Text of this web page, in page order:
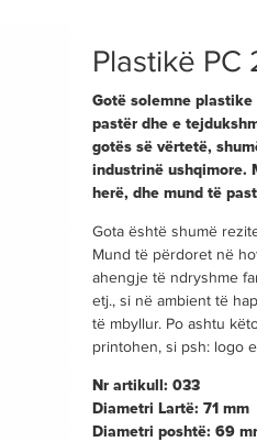
Plastikë PC
Gotë solemne
pastër dhe e
gotës së vërtetë,
industrinë ushqimore.
herë, dhe mund të
Gota është shumë
Mund të përdoret në
ahengje të ndryshme
etj., si në ambient të
të mbyllur. Po ashtu
printohen, si psh: logo
Nr artikull: 033
Diametri Lartë: 71 mm
Diametri poshtë: 69